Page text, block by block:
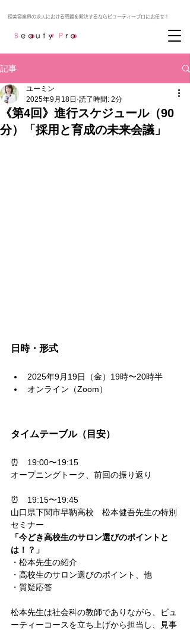
記事
《第4回》進行スケジュール（90
分）「採用と育成の未来会議」
ユーミン
2025年9月18日 読了時間: 2分
日時・形式
2025年9月19日（金）19時〜20時半
オンライン（Zoom）
タイムテーブル（目安）
⏰　19:00〜19:15
オープニングトーク、前回の振り返り
⏰　19:15〜19:45
山口県下関市早鞆高校　松本健吾先生の特別
セミナー
「今どき高校生のサロン選びのポイントと
は！？」
・松本先生の紹介
・高校生のサロン選びのポイント、他
・質疑応答
松本先生は社会科の教師でありながら、ビュ
ーティーコースを立ち上げから担当し、見事